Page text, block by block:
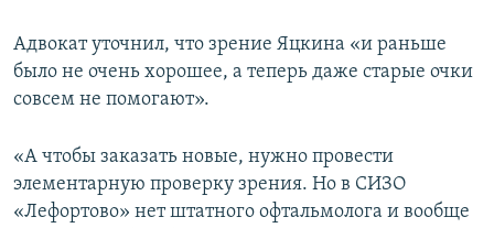
Адвокат уточнил, что зрение Яцкина «и раньше
было не очень хорошее, а теперь даже старые очки
совсем не помогают».
«А чтобы заказать новые, нужно провести
элементарную проверку зрения. Но в СИЗО
«Лефортово» нет штатного офтальмолога и вообще